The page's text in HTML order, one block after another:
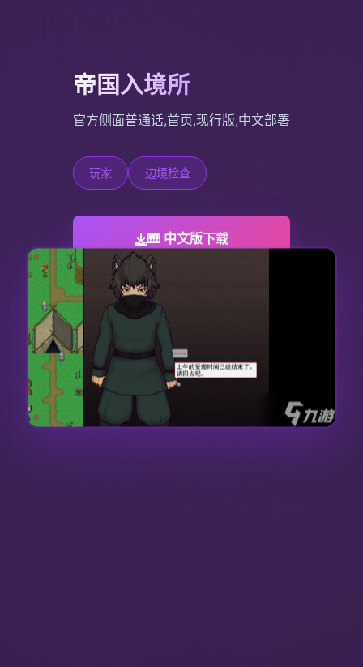
帝国入境所
官方侧面普通话,首页,现行版,中文部署
玩家 边境检查
🎹 中文版下载